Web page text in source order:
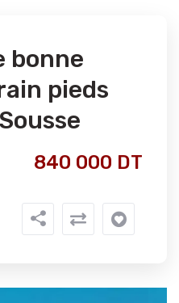
bonne
pieds
840 000 DT